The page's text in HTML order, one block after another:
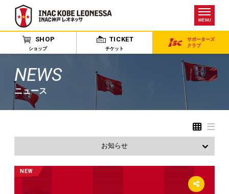
MENU
SHOP
ショップ
TICKET
チケット
サポーターズ
クラブ
NEWS
ニュース
お知らせ
すべて
NEW